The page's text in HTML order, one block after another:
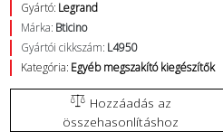
Gyártó: Legrand
Márka: Bticino
Gyártói cikkszám: L4950
Kategória: Egyéb megszakító kiegészítők
összehasonlításhoz